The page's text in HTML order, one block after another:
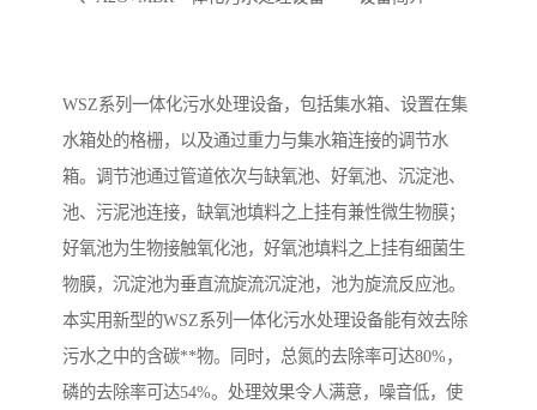
WSZ系列一体化污水处理设备，包括集水箱、设置在集
水箱处的格栅，以及通过重力与集水箱连接的调节水
箱。调节池通过管道依次与缺氧池、好氧池、沉淀池、
池、污泥池连接，缺氧池填料之上挂有兼性微生物膜；
好氧池为生物接触氧化池，好氧池填料之上挂有细菌生
物膜，沉淀池为垂直流旋流沉淀池，池为旋流反应池。
本实用新型的WSZ系列一体化污水处理设备能有效去除
污水之中的含碳**物。同时，总氮的去除率可达80%，
磷的去除率可达54%。处理效果令人满意，噪音低，使
微动力污水处理设备 集中式生活污水处理设备
接触式一体化污水处理设 化粪池一体化污水处理设
淀粉污水处理设备 塑料污水处理设备
净水设备反渗透 奶制品加工污水处理设备